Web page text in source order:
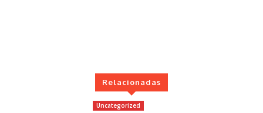
Relacionadas
Uncategorized